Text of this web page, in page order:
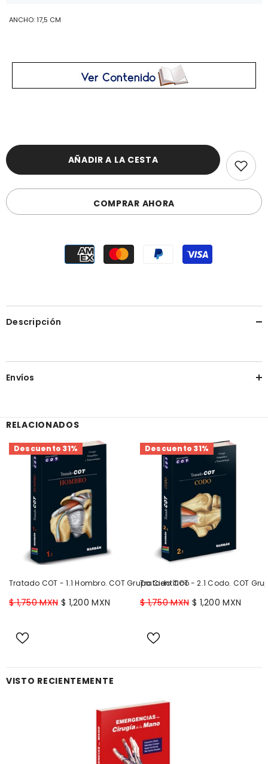
ANCHO: 17,5 CM
AÑADIR A LA CESTA
COMPRAR AHORA
Descripción
Envíos
RELACIONADOS
Descuento 31%
Tratado COT - 1.1 Hombro. COT Grupo Científico
$ 1,750 MXN $ 1,200 MXN
Descuento 31%
Tratado COT - 2.1 Codo. COT
$ 1,750 MXN $ 1,200 MXN
VISTO RECIENTEMENTE